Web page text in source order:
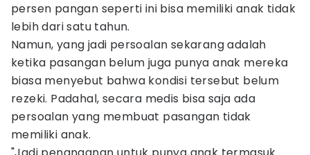
persen pangan seperti ini bisa memiliki anak tidak
lebih dari satu tahun.
Namun, yang jadi persoalan sekarang adalah
ketika pasangan belum juga punya anak mereka
biasa menyebut bahwa kondisi tersebut belum
rezeki. Padahal, secara medis bisa saja ada
persoalan yang membuat pasangan tidak
memiliki anak.